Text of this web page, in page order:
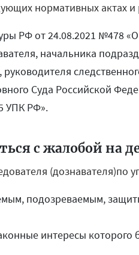
нормативных актах
РФ от 24.08.2021 №478
начальника
Суда Российской
УПК РФ».
с жалобой на
(дознавателя)по
подозреваемым,
интересы которого